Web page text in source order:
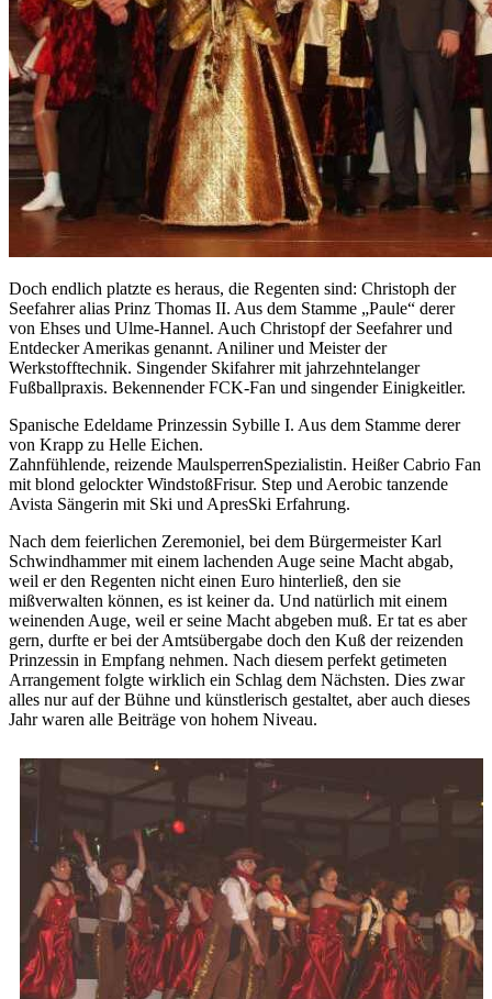
Doch endlich platzte es heraus, die Regenten sind: Christoph der
Seefahrer alias Prinz Thomas II. Aus dem Stamme „Paule“ derer
von Ehses und Ulme-Hannel. Auch Christopf der Seefahrer und
Entdecker Amerikas genannt. Aniliner und Meister der
Werkstofftechnik. Singender Skifahrer mit jahrzehntelanger
Fußballpraxis. Bekennender FCK-Fan und singender Einigkeitler.
Spanische Edeldame Prinzessin Sybille I. Aus dem Stamme derer
von Krapp zu Helle Eichen.
Zahnfühlende, reizende MaulsperrenSpezialistin. Heißer Cabrio Fan
mit blond gelockter WindstoßFrisur. Step und Aerobic tanzende
Avista Sängerin mit Ski und ApresSki Erfahrung.
Nach dem feierlichen Zeremoniel, bei dem Bürgermeister Karl
Schwindhammer mit einem lachenden Auge seine Macht abgab,
weil er den Regenten nicht einen Euro hinterließ, den sie
mißverwalten können, es ist keiner da. Und natürlich mit einem
weinenden Auge, weil er seine Macht abgeben muß. Er tat es aber
gern, durfte er bei der Amtsübergabe doch den Kuß der reizenden
Prinzessin in Empfang nehmen. Nach diesem perfekt getimeten
Arrangement folgte wirklich ein Schlag dem Nächsten. Dies zwar
alles nur auf der Bühne und künstlerisch gestaltet, aber auch dieses
Jahr waren alle Beiträge von hohem Niveau.